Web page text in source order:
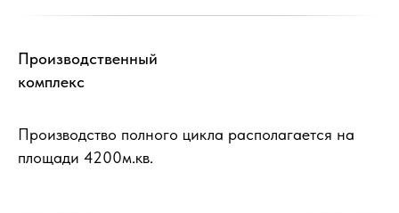
Производственный
комплекс
Производство полного цикла располагается на
площади 4200м.кв.